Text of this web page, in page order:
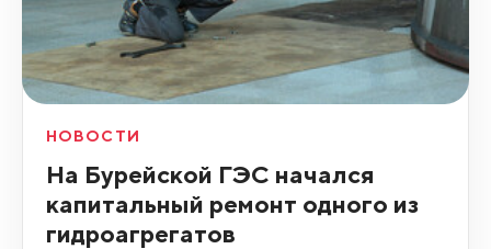
НОВОСТИ
На Бурейской ГЭС начался
капитальный ремонт одного из
гидроагрегатов